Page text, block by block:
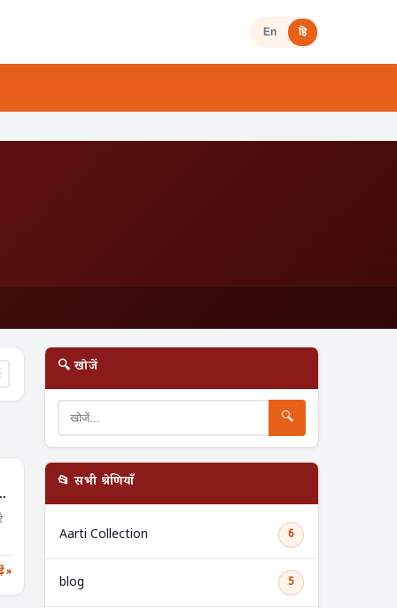
En हि
»
🔍 खोजें
🔍
📂 सभी श्रेणियाँ
Aarti Collection 6
blog 5